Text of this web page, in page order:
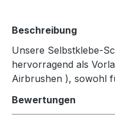
Beschreibung
Unsere Selbstklebe-
hervorragend als
Airbrushen ), sowohl
Bewertungen